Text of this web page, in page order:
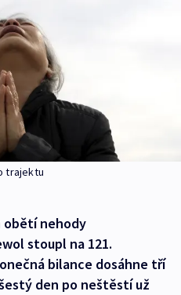
trajektu
obětí nehody
stoupl na 121.
bilance dosáhne tří
den po neštěstí už